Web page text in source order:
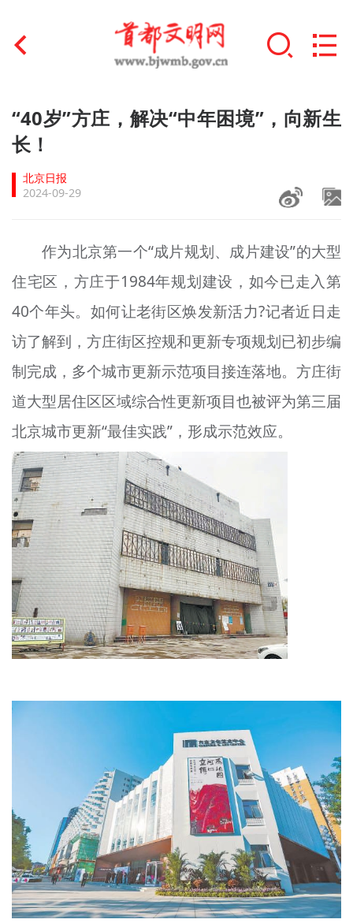
首页
文明创建
文明实践
未成年人思想道德建设
榜样人物
+
身边好人
文明评论
北京宣传文化引导基金
宣传思想文化人才
专题
资料库
“40岁”方庄，解决“中年困境”，向新生
长！
北京日报
2024-09-29
作为北京第一个“成片规划、成片建设”的大型
住宅区，方庄于1984年规划建设，如今已走入第
40个年头。如何让老街区焕发新活力?记者近日走
访了解到，方庄街区控规和更新专项规划已初步编
制完成，多个城市更新示范项目接连落地。方庄街
道大型居住区区域综合性更新项目也被评为第三届
北京城市更新“最佳实践”，形成示范效应。